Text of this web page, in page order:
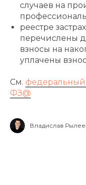
случаев на
реестре
перечислены
взносы на
уплачены
См. федеральный
ФЗ@
Владислав